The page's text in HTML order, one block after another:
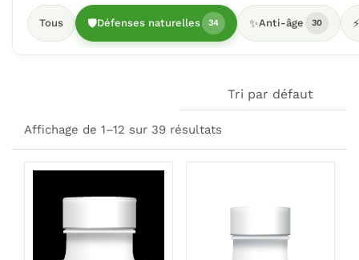
Tous 🛡️Défenses naturelles 34 ✨Anti-âge 30 ⚡
Affichage de 1–12 sur 39 résultats
Tri par défaut